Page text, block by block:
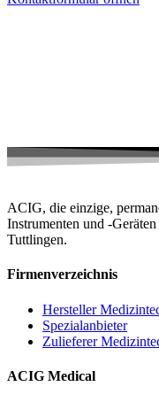
ACIG, die einzige,
Instrumenten und -
Tuttlingen.
Firmenverzeichnis
Hersteller
Spezialanbieter
Zulieferer
ACIG Medical